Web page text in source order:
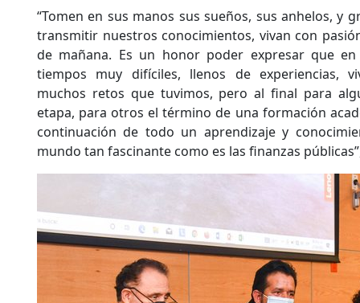
“Tomen en sus manos sus sueños, sus anhelos, y
transmitir nuestros conocimientos, vivan con
de mañana. Es un honor poder expresar que
tiempos muy difíciles, llenos de experiencias,
muchos retos que tuvimos, pero al final para
etapa, para otros el término de una formación
continuación de todo un aprendizaje y
mundo tan fascinante como es las finanzas